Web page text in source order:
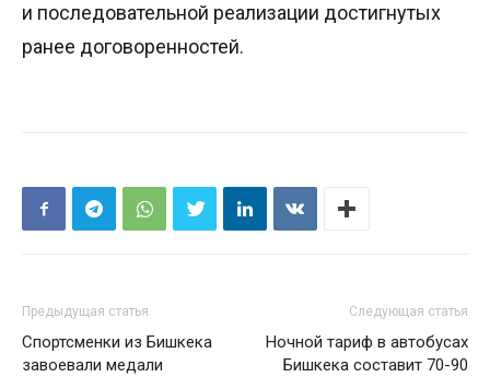
и последовательной реализации достигнутых
ранее договоренностей.
Предыдущая статья
Спортсменки из Бишкека
завоевали медали
Следующая статья
Ночной тариф в автобусах
Бишкека составит 70-90